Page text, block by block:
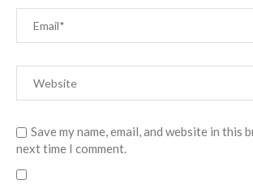
Save my name, email, and website in this
next time I comment.